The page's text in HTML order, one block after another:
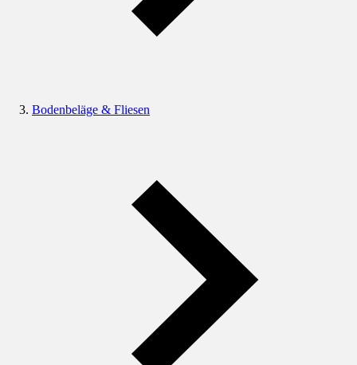
Bodenbeläge & Fliesen